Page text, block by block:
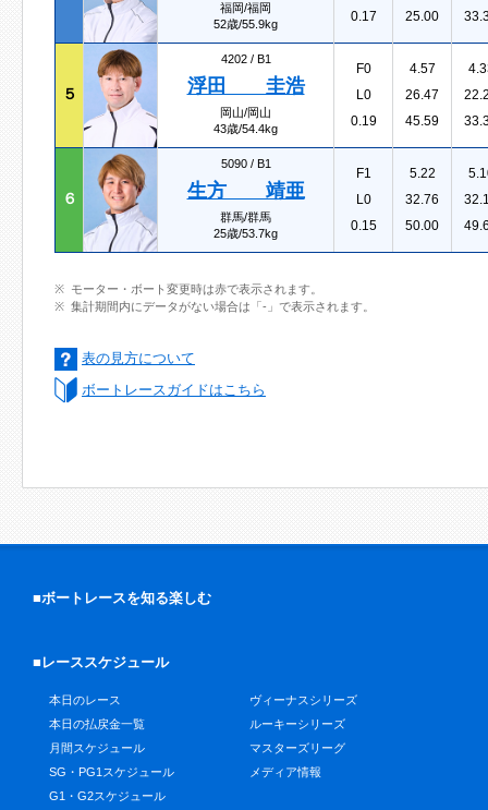
福岡/福岡
52歳/55.9kg
0.17
25.00
５
4202 / B1
浮田 圭浩
岡山/岡山
43歳/54.4kg
F0
L0
0.19
4.57
26.47
45.59
６
5090 / B1
生方 靖亜
群馬/群馬
25歳/53.7kg
F1
L0
0.15
5.22
32.76
50.00
モーター・ボート変更時は赤で表示されます。
集計期間内にデータがない場合は「-」で表示されます。
表の見方について
ボートレースガイドはこちら
■ボートレースを知る楽しむ
■レーススケジュール
本日のレース
本日の払戻金一覧
月間スケジュール
SG・PG1スケジュール
G1・G2スケジュール
ヴィーナスシリーズ
ルーキーシリーズ
マスターズリーグ
メディア情報